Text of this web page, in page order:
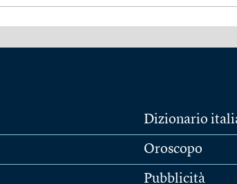
Dizionario
Oroscopo
Pubblicità